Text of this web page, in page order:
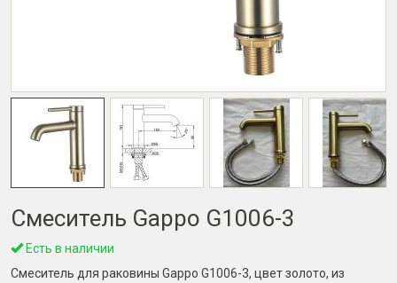
Смеситель Gappo G1006-3
Есть в наличии
Смеситель для раковины Gappo G1006-3, цвет золото, из